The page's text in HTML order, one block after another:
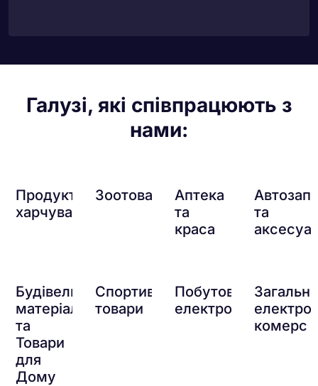
Галузі, які співпрацюють з
нами:
Продукти
харчування
Зоотовари
Аптека
та
краса
та
Будівельні
матеріали
та
Товари
для
Дому
Спортивні
товари
Побутова
електроніка
комерс